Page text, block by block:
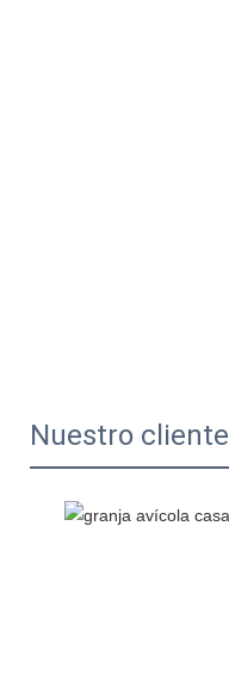
Nuestro cliente